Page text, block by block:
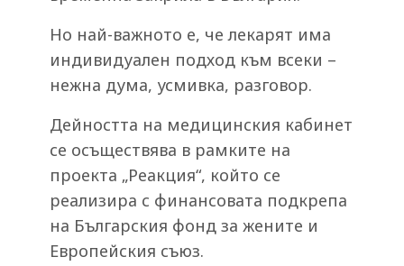
Но най-важното е, че лекарят има
индивидуален подход към всеки –
нежна дума, усмивка, разговор.
Дейността на медицинския кабинет
се осъществява в рамките на
проекта „Реакция“, който се
реализира с финансовата подкрепа
на Българския фонд за жените и
Европейския съюз.